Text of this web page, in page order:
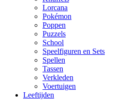
Lorcana
Pokémon
Poppen
Puzzels
School
Speelfiguren en Sets
Spellen
Tassen
Verkleden
Voertuigen
Leeftijden